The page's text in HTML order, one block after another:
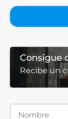
Consigue
Recibe un